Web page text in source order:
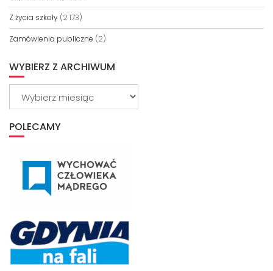
Z życia szkoły (2 173)
Zamówienia publiczne (2)
WYBIERZ Z ARCHIWUM
POLECAMY